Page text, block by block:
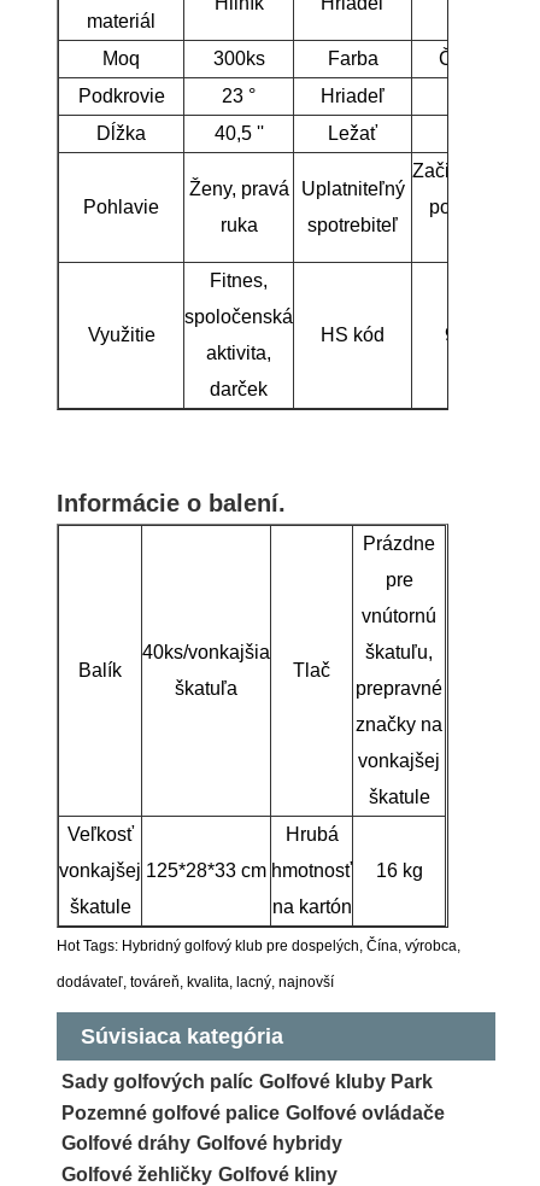
materiál
Moq 300ks Farba
Čierna/
Podkrovie
23 ° Hriadeľ
Dĺžka
40,5 '' Ležať
Pohlavie
Ženy, pravá
ruka
Uplatniteľný
spotrebiteľ
Začiatočníci/
pokročilí
Využitie
Fitnes,
spoločenská
aktivita,
darček
HS kód
Informácie o balení.
Balík
40ks/vonkajšia
škatuľa
Tlač
Prázdne
pre
vnútornú
škatuľu,
prepravné
značky na
vonkajšej
škatule
Veľkosť
vonkajšej
škatule
125*28*33 cm
Hrubá
hmotnosť
na kartón
16 kg
Hot Tags: Hybridný golfový klub pre dospelých, Čína, výrobca,
dodávateľ, továreň, kvalita, lacný, najnovší
Súvisiaca kategória
Sady golfových palíc Golfové kluby Park
Pozemné golfové palice Golfové ovládače
Golfové dráhy Golfové hybridy
Golfové žehličky Golfové kliny